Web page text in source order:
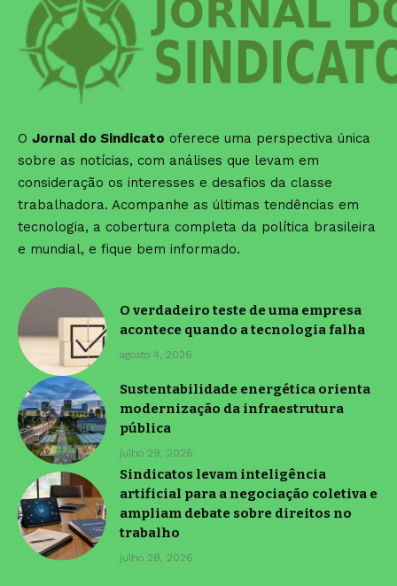
O Jornal do Sindicato oferece uma perspectiva única
sobre as notícias, com análises que levam em
consideração os interesses e desafios da classe
trabalhadora. Acompanhe as últimas tendências em
tecnologia, a cobertura completa da política brasileira
e mundial, e fique bem informado.
O verdadeiro teste de uma empresa
acontece quando a tecnologia falha
agosto 4, 2026
Sustentabilidade energética orienta
modernização da infraestrutura
pública
julho 29, 2026
Sindicatos levam inteligência
artificial para a negociação coletiva e
ampliam debate sobre direitos no
trabalho
julho 28, 2026